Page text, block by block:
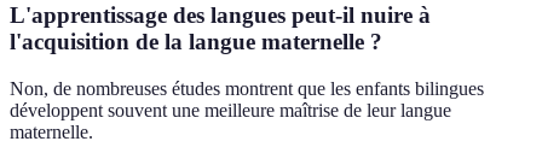
L'apprentissage des langues peut-il nuire à
l'acquisition de la langue maternelle ?
Non, de nombreuses études montrent que les enfants bilingues
développent souvent une meilleure maîtrise de leur langue
maternelle.